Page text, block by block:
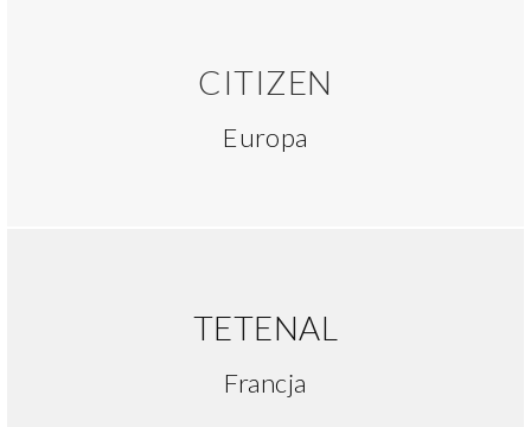
CITIZEN
Europa
TETENAL
Francja